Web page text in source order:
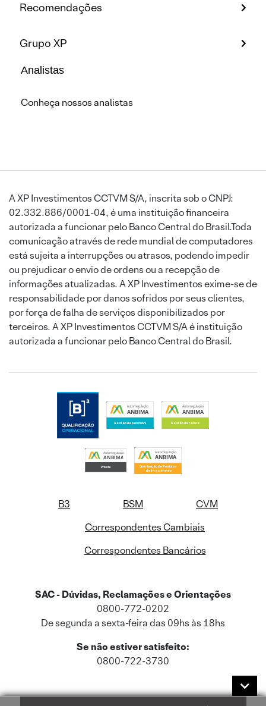
Recomendações
Grupo XP
Analistas
Conheça nossos analistas
A XP Investimentos CCTVM S/A, inscrita sob o CNPJ:
02.332.886/0001-04, é uma instituição financeira
autorizada a funcionar pelo Banco Central do Brasil.Toda
comunicação através de rede mundial de computadores
está sujeita a interrupções ou atrasos, podendo impedir
ou prejudicar o envio de ordens ou a recepção de
informações atualizadas. A XP Investimentos exime-se de
responsabilidade por danos sofridos por seus clientes,
por força de falha de serviços disponibilizados por
terceiros. A XP Investimentos CCTVM S/A é instituição
autorizada a funcionar pelo Banco Central do Brasil.
B3 BSM
CVM
Correspondentes Cambiais
Correspondentes Bancários
SAC - Dúvidas, Reclamações e Orientações
0800-772-0202
De segunda a sexta-feira das 09hs às 18hs
Se não estiver satisfeito:
0800-722-3730